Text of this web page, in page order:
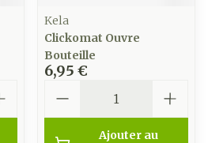
Kela
Clickomat Ouvre
Bouteille
6,95 €
Ajouter au